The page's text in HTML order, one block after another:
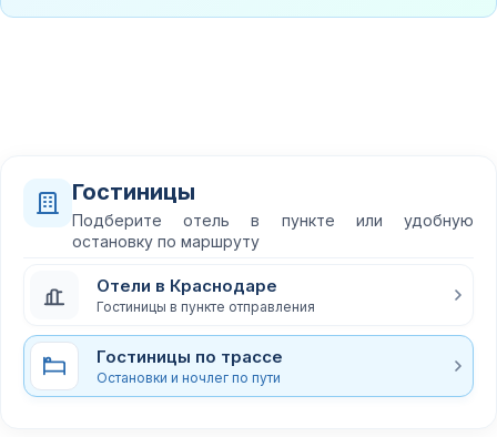
Гостиницы
Подберите отель в пункте или удобную
остановку по маршруту
Отели в Краснодаре
Гостиницы в пункте отправления
Гостиницы по трассе
Остановки и ночлег по пути